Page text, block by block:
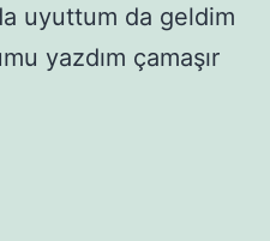
uyuttum da geldim
yazdım çamaşır